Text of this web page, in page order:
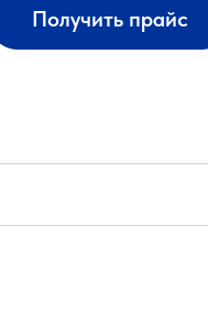
Получить прайс